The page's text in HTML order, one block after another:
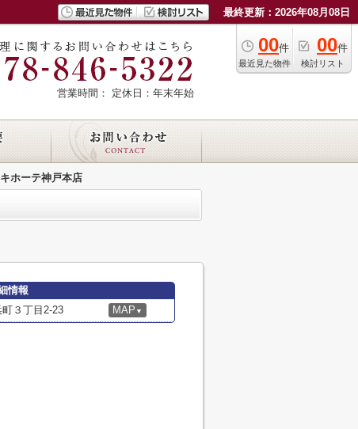
最終更新：2026年08月08日
00件
最近見た物件
00件
検討リスト
営業時間： 定休日：年末年始
ホーテ神戸本店
情報
３丁目2-23 MAP ▼